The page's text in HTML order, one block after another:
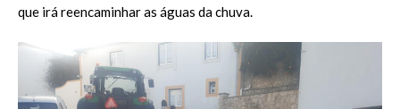
que irá reencaminhar as águas da chuva.